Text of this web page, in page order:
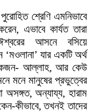
শ্রেণি এমনিভাবে
এভাবে কার্যত তারা
আসনে বসিয়ে
‘মওলানা’ যার একটি অর্থ
আল্লাহ, আর কেউ
মনে মানুষের প্রভুত্বের
অন্যায্য, হারাম
কীভাবে, তখনই তাদের